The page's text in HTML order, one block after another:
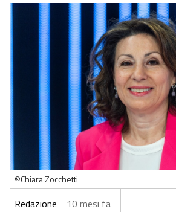
©Chiara Zocchetti
Redazione 10 mesi fa